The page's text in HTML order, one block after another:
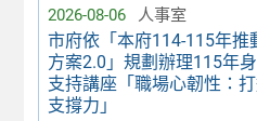
2026-08-06 人事室
市府依「本府114-115年推
方案2.0」規劃辦理115年
支持講座「職場心韌性：
支撐力」